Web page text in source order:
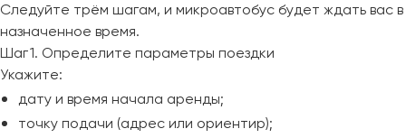
Следуйте трём шагам, и микроавтобус будет ждать вас в
назначенное время.
Шаг 1. Определите параметры поездки
Укажите:
дату и время начала аренды;
точку подачи (адрес или ориентир);